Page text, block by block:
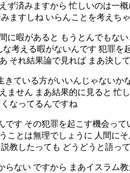
ず済みますから 忙しいのは一
ますしね いらんことを考えち
に暇があると もうとんでもな
考える暇がないんです 犯罪
それ結果論で見れば まあ決し
きている方がいいんじゃない
ません まあ結果的に見ると
なってるんですね
す その犯罪を起こす機会っ
ことは無理でしょうに 人間に
教したっても どうどうと語っ
ない ですから まあイスラム